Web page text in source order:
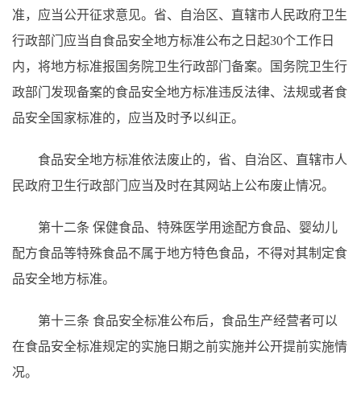
准，应当公开征求意见。省、自治区、直辖市人民政府卫生
行政部门应当自食品安全地方标准公布之日起30个工作日
内，将地方标准报国务院卫生行政部门备案。国务院卫生行
政部门发现备案的食品安全地方标准违反法律、法规或者食
品安全国家标准的，应当及时予以纠正。
食品安全地方标准依法废止的，省、自治区、直辖市人
民政府卫生行政部门应当及时在其网站上公布废止情况。
第十二条 保健食品、特殊医学用途配方食品、婴幼儿
配方食品等特殊食品不属于地方特色食品，不得对其制定食
品安全地方标准。
第十三条 食品安全标准公布后，食品生产经营者可以
在食品安全标准规定的实施日期之前实施并公开提前实施情
况。